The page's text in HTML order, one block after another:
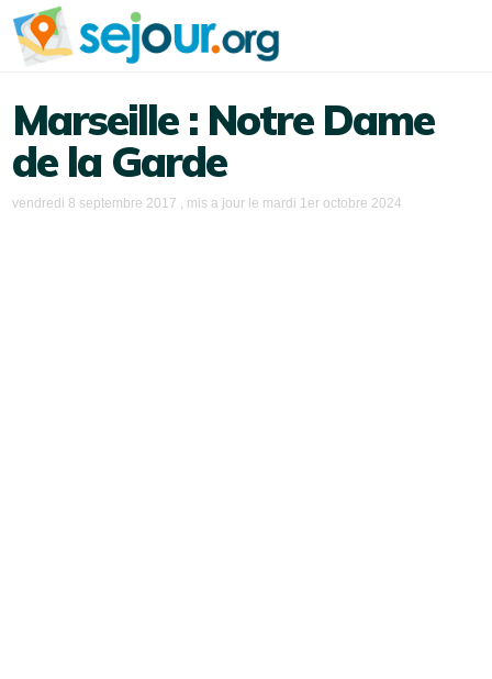
Marseille : Notre Dame
de la Garde
vendredi 8 septembre 2017 , mis a jour le mardi 1er octobre 2024